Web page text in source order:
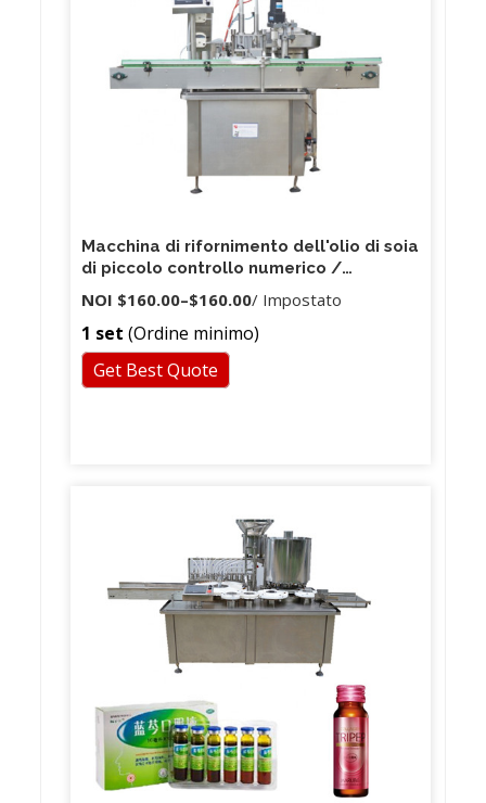
Macchina di rifornimento dell'olio di soia
di piccolo controllo numerico /
macchina di rifornimento liquida delle
piccole bustine / macchina di
rifornimento liquida delle fiale
NOI $160.00–$160.00/ Impostato
1 set (Ordine minimo)
Get Best Quote